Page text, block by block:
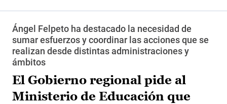
Ángel Felpeto ha destacado la necesidad de
sumar esfuerzos y coordinar las acciones que se
realizan desde distintas administraciones y
ámbitos
El Gobierno regional pide al
Ministerio de Educación que